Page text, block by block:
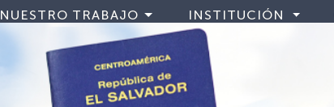
NUESTRO TRABAJO INSTITUCIÓN